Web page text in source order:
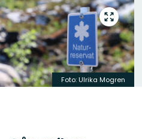
Gå
till
Foto: Ulrika Mogren